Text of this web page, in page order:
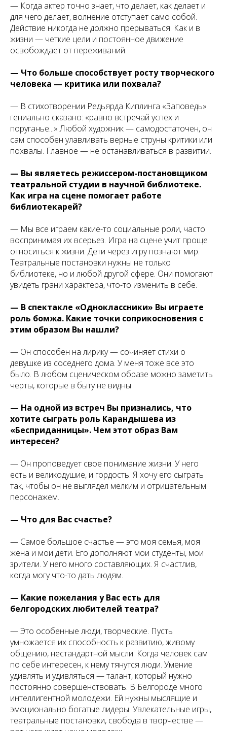
— Когда актер точно знает, что делает, как делает и
для чего делает, волнение отступает само собой.
Действие никогда не должно прерываться. Как и в
жизни — четкие цели и постоянное движение
освобождает от переживаний.
— Что больше способствует росту творческого
человека — критика или похвала?
— В стихотворении Редьярда Киплинга «Заповедь»
гениально сказано: «равно встречай успех и
поруганье...» Любой художник — самодостаточен, он
сам способен улавливать верные струны критики или
похвалы. Главное — не останавливаться в развитии.
— Вы являетесь режиссером-постановщиком
театральной студии в научной библиотеке.
Как игра на сцене помогает работе
библиотекарей?
— Мы все играем какие-то социальные роли, часто
воспринимая их всерьез. Игра на сцене учит проще
относиться к жизни. Дети через игру познают мир.
Театральные постановки нужны не только
библиотеке, но и любой другой сфере. Они помогают
увидеть грани характера, что-то изменить в себе.
— В спектакле «Одноклассники» Вы играете
роль бомжа. Какие точки соприкосновения с
этим образом Вы нашли?
— Он способен на лирику — сочиняет стихи о
девушке из соседнего дома. У меня тоже все это
было. В любом сценическом образе можно заметить
черты, которые в быту не видны.
— На одной из встреч Вы признались, что
хотите сыграть роль Карандышева из
«Бесприданницы». Чем этот образ Вам
интересен?
— Он проповедует свое понимание жизни. У него
есть и великодушие, и гордость. Я хочу его сыграть
так, чтобы он не выглядел мелким и отрицательным
персонажем.
— Что для Вас счастье?
— Самое большое счастье — это моя семья, моя
жена и мои дети. Его дополняют мои студенты, мои
зрители. У него много составляющих. Я счастлив,
когда могу что-то дать людям.
— Какие пожелания у Вас есть для
белгородских любителей театра?
— Это особенные люди, творческие. Пусть
умножается их способность к развитию, живому
общению, нестандартной мысли. Когда человек сам
по себе интересен, к нему тянутся люди. Умение
удивлять и удивляться — талант, который нужно
постоянно совершенствовать. В Белгороде много
интеллигентной молодежи. Ей нужны мыслящие и
эмоционально богатые лидеры. Увлекательные игры,
театральные постановки, свобода в творчестве —